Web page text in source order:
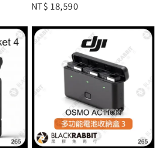
Regular
NT$ 18,590